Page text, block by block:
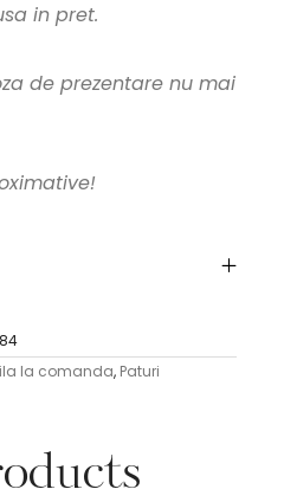
in pret.
de prezentare nu mai
la comanda, Paturi